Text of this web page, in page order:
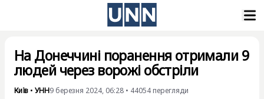
На Донеччині поранення отримали 9
людей через ворожі обстріли
Київ • УНН9 березня 2024, 06:28 • 44054 перегляди